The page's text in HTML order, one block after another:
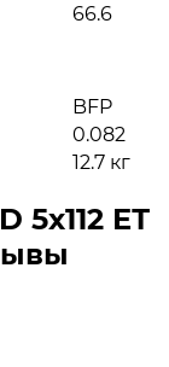
66.6
BFP
0.082
12.7 кг
5x112 ЕТ